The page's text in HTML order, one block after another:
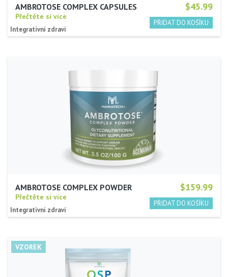
$45.99
AMBROTOSE COMPLEX CAPSULES
Přečtěte si více
Integrativní zdraví
$159.99
AMBROTOSE COMPLEX POWDER
Přečtěte si více
Integrativní zdraví